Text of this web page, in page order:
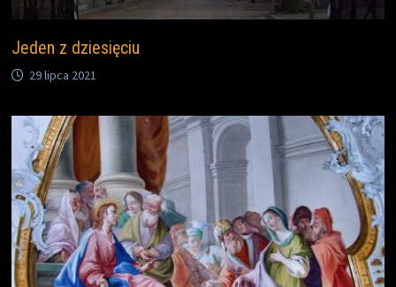
Jeden z dziesięciu
29 lipca 2021